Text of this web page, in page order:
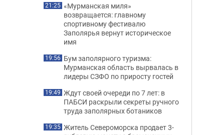
21:25 «Мурманская миля»
возвращается: главному
спортивному фестивалю
Заполярья вернут историческое
имя
19:56 Бум заполярного туризма:
Мурманская область вырвалась в
лидеры СЗФО по приросту гостей
19:49 Ждут своей очереди по 7 лет: в
ПАБСИ раскрыли секреты ручного
труда заполярных ботаников
19:35 Житель Североморска продает 3-